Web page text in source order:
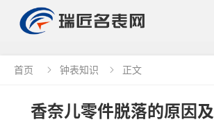
首页  钟表知识  正文
香奈儿零件脱落的原因